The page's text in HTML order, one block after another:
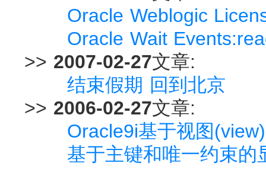
Oracle Weblogic
Oracle Wait
>> 2007-02-27文章:
结束假期 回到北京
>> 2006-02-27文章:
Oracle9i基于视图
基于主键和唯一约束的